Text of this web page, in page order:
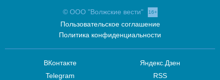
© ООО "Волжские вести" 16+
Пользовательское соглашение
Политика конфиденциальности
ВКонтакте
Telegram
Яндекс.Дзен
RSS